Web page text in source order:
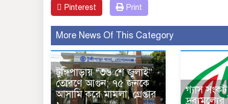
Pinterest Print
More News Of This Category
টুঙ্গিপাড়ায় “৩৬ শে জুলাই”
তোরণে আগুন; ৭৫ জনকে
আসামি করে মামলা, গ্রেপ্তার
গ্যাস